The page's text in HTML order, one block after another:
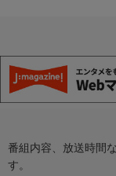
番組内容、放送時間
す。